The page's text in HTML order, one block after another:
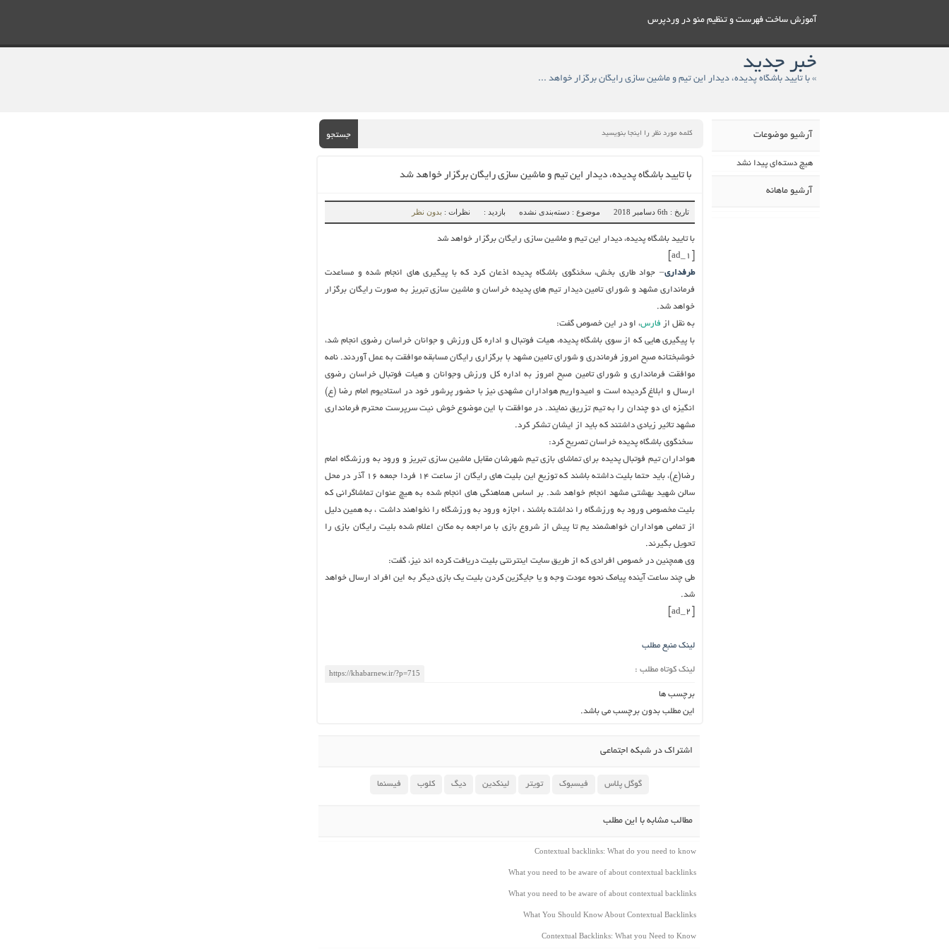
آموزش ساخت فهرست و تنظيم منو در وردپرس
خبر جدید
» با تایید باشگاه پدیده، دیدار این تیم و ماشین سازی رایگان برگزار خواهد شد
جستجو
با تایید باشگاه پدیده، دیدار این تیم و ماشین سازی رایگان برگزار خواهد شد
تاریخ : 6th دسامبر 2018 موضوع : دسته‌بندی نشده بازدید : نظرات : بدون نظر
با تایید باشگاه پدیده، دیدار این تیم و ماشین سازی رایگان برگزار خواهد شد
طرفداری– جواد طاری بخش، سخنگوی باشگاه پدیده اذعان کرد که با پیگیری های انجام شده و مساعدت
فرمانداری مشهد و شورای تامین دیدار تیم های پدیده خراسان و ماشین سازی تبریز به صورت رایگان برگزار
خواهد شد.
به نقل از فارس، او در این خصوص گفت:
با پیگیری هایی که از سوی باشگاه پدیده، هیات فوتبال و اداره کل ورزش و جوانان خراسان رضوی انجام شد،
خوشبختانه صبح امروز فرماندری و شورای تامین مشهد با برگزاری رایگان مسابقه موافقت به عمل آوردند. نامه
موافقت فرمانداری و شورای تامین صبح امروز به اداره کل ورزش وجوانان و هیات فوتبال خراسان رضوی
ارسال و ابلاغ گردیده است و امیدواریم هواداران مشهدی نیز با حضور پرشور خود در استادیوم امام رضا (ع)
انگیزه ای دو چندان را به تیم تزریق نمایند. در موافقت با این موضوع خوش نیت سرپرست محترم فرمانداری
مشهد تاثیر زیادی داشتند که باید از ایشان تشکر کرد.
سخنگوی باشگاه پدیده خراسان تصریح کرد:
هواداران تیم فوتبال پدیده برای تماشای بازی تیم شهرشان مقابل ماشین سازی تبریز و ورود به ورزشگاه امام
رضا(ع)، باید حتما بلیت داشته باشند که توزیع این بلیت های رایگان از ساعت ۱۴ فردا جمعه ۱۶ آذر در محل
سالن شهید بهشتی مشهد انجام خواهد شد. بر اساس هماهنگی های انجام شده به هیچ عنوان تماشاگرانی که
بلیت مخصوص ورود به ورزشگاه را نداشته باشند ، اجازه ورود به ورزشگاه را نخواهند داشت ، به همین دلیل
از تمامی هواداران خواهشمند یم تا پیش از شروع بازی با مراجعه به مکان اعلام شده بلیت رایگان بازی را
تحویل بگیرند.
وی همچنین در خصوص افرادی که از طریق سایت اینترنتی بلیت دریافت کرده اند نیز، گفت:
طی چند ساعت آینده پیامک نحوه عودت وجه و یا جایگزین کردن بلیت یک بازی دیگر به این افراد ارسال خواهد
شد.
لینک منبع مطلب
لینک کوتاه مطلب :
برچسب ها
این مطلب بدون برچسب می باشد.
اشتراک در شبکه اجتماعی
گوگل پلاس فیسبوک تویتر لینکدین دیگ کلوب فیسنما
مطالب مشابه با این مطلب
Contextual backlinks: What do you need to know
What you need to be aware of about contextual backlinks
What you need to be aware of about contextual backlinks
What You Should Know About Contextual Backlinks
Contextual Backlinks: What you Need to Know
آرشیو موضوعات
هیچ دسته‌ای پیدا نشد
آرشیو ماهانه